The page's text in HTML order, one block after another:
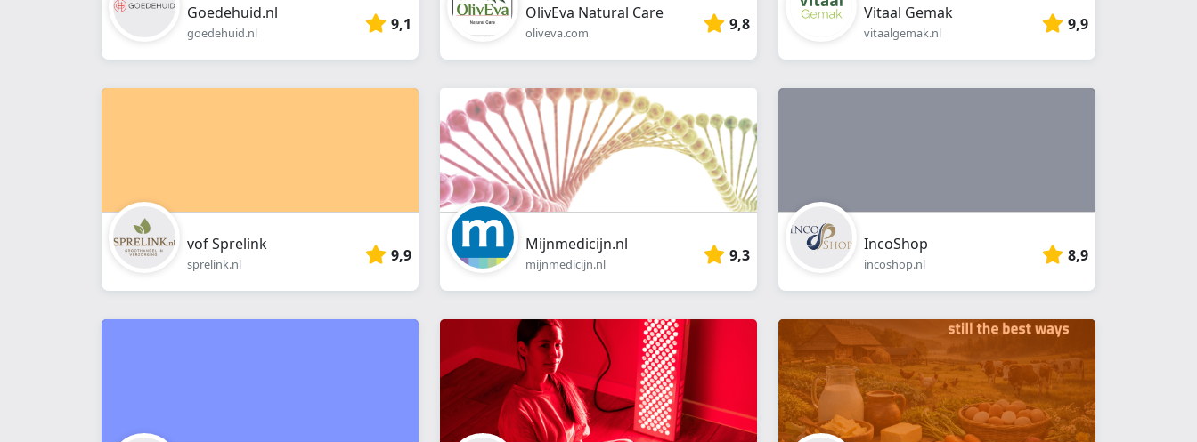
Goedehuid.nl
goedehuid.nl 9,1
OlivEva Natural Care
oliveva.com 9,8
Vitaal Gemak
vitaalgemak.nl 9,9
vof Sprelink
sprelink.nl 9,9
Mijnmedicijn.nl
mijnmedicijn.nl 9,3
IncoShop
incoshop.nl 8,9